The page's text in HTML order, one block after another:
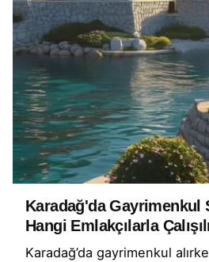
Karadağ'da Gayrimenkul
Hangi Emlakçılarla
Karadağ’da gayrimenkul